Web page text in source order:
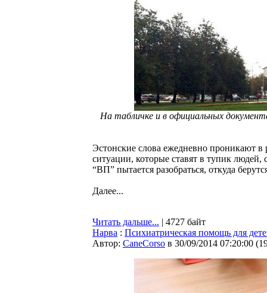
На табличке и в официальных
Эстонские слова ежедневно проникают в
ситуации, которые ставят в тупик
“ВП” пытается разобраться, откуда
Далее...
Читать дальше... | 4727 байт
Нарва : Психиатрическая помощь для
Автор: CaneCorso в 30/09/2014 07:20:00 (